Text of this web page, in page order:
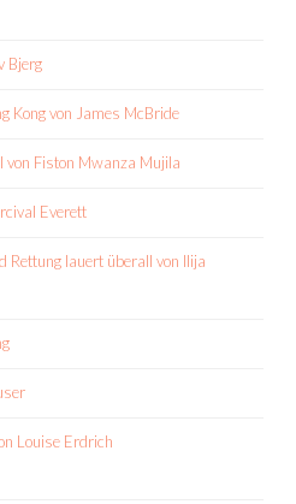
Bjerg
Kong von James McBride
von Fiston Mwanza Mujila
Everett
Rettung lauert überall von Ilija
Louise Erdrich